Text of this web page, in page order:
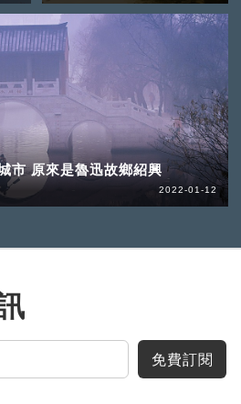
市 原來是魯迅故鄉紹興
2022-01-12
免費訂閱